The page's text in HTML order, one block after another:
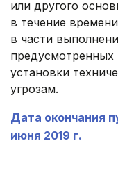
или другого
в течение
в части
предусмотренных
установки
угрозам.
Дата окончания
июня 2019 г.